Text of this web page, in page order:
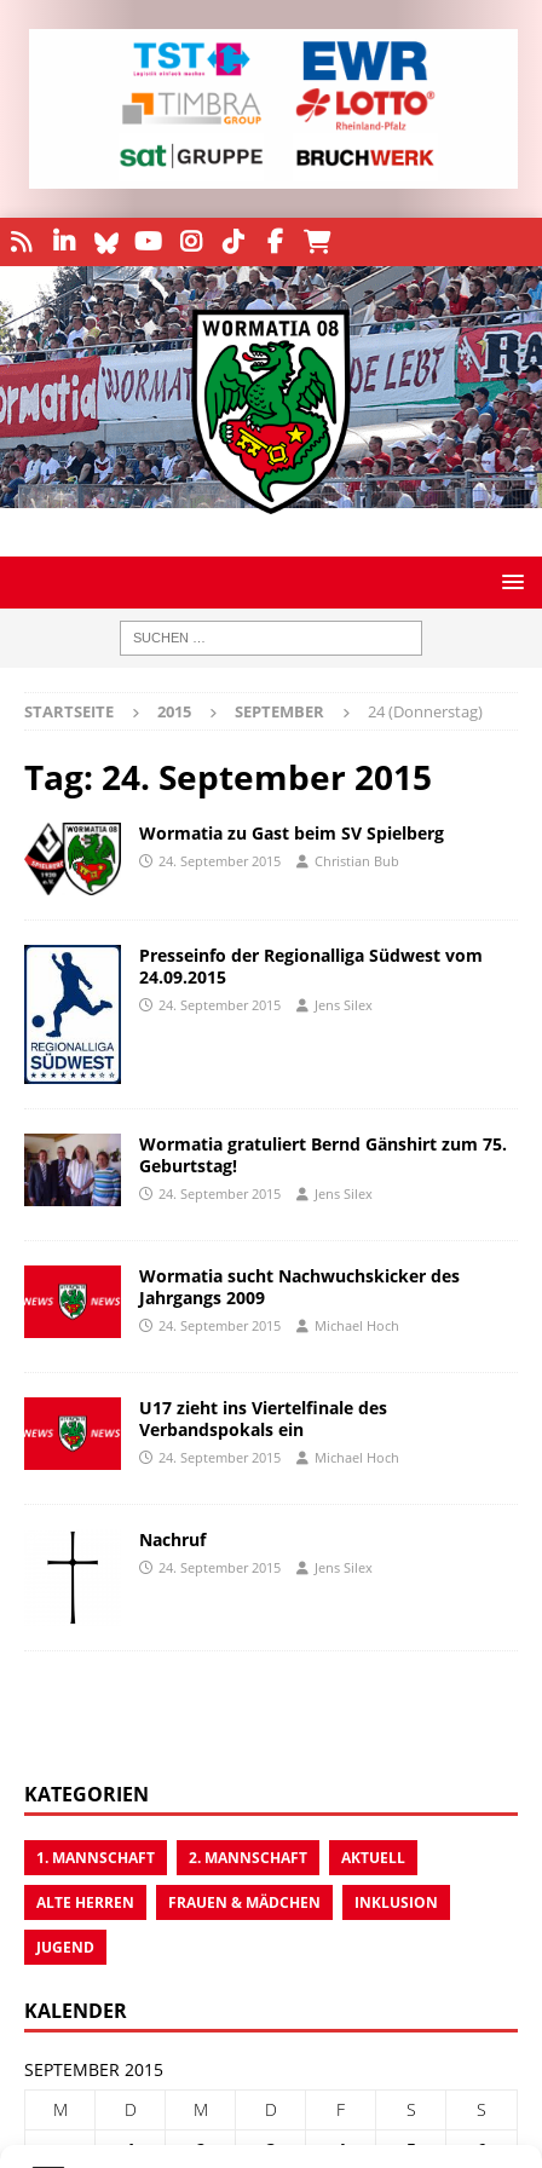
STARTSEITE 2015 SEPTEMBER 24 (Donnerstag)
Tag: 24. September 2015
Wormatia zu Gast beim SV Spielberg
24. September 2015 Christian Bub
Presseinfo der Regionalliga Südwest vom
24.09.2015
24. September 2015 Jens Silex
Wormatia gratuliert Bernd Gänshirt zum 75.
Geburtstag!
24. September 2015 Jens Silex
Wormatia sucht Nachwuchskicker des
Jahrgangs 2009
24. September 2015 Michael Hoch
U17 zieht ins Viertelfinale des
Verbandspokals ein
24. September 2015 Michael Hoch
Nachruf
24. September 2015 Jens Silex
KATEGORIEN
1. MANNSCHAFT 2. MANNSCHAFT AKTUELL
ALTE HERREN FRAUEN & MÄDCHEN INKLUSION
JUGEND
KALENDER
SEPTEMBER 2015
M
D M D F S
S
1
2 3 4 5 6